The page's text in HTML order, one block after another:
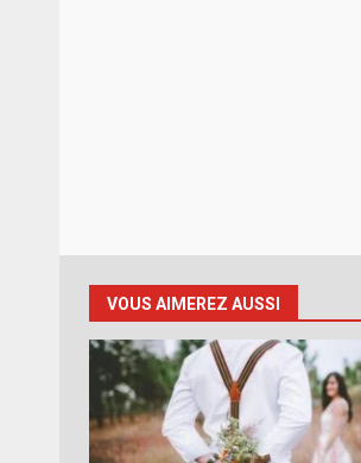
VOUS AIMEREZ AUSSI